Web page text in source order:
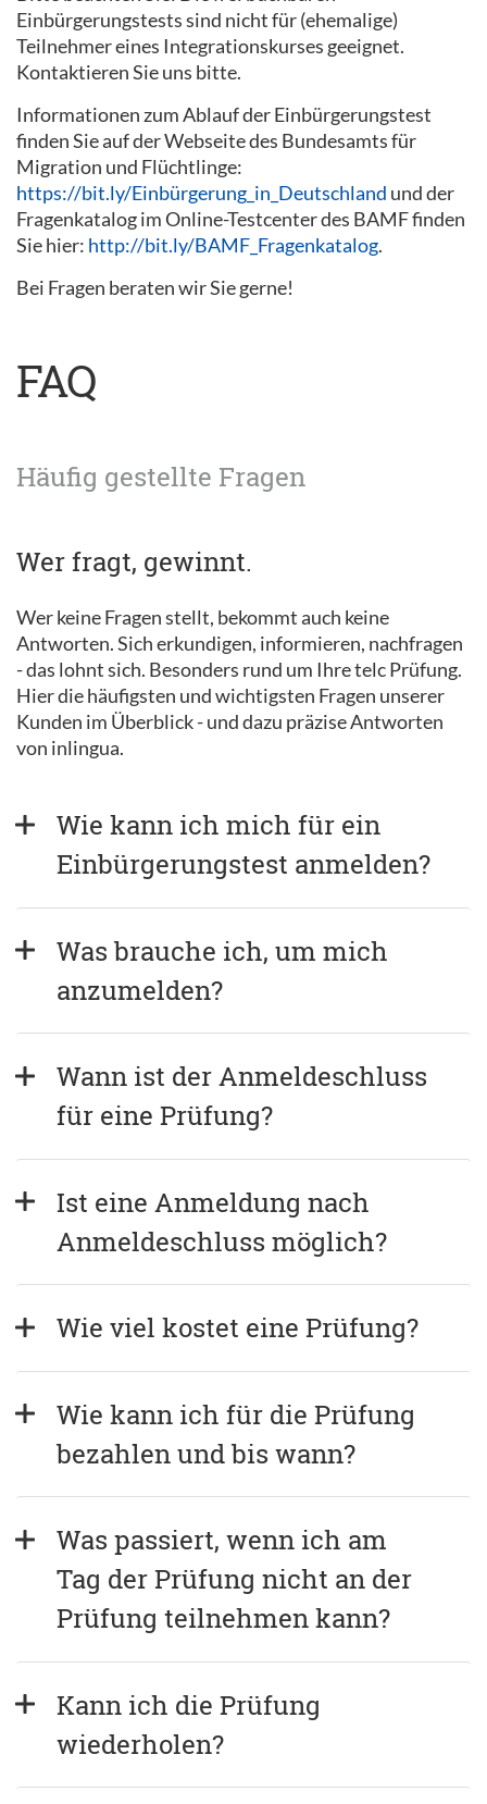
Einbürgerungstests sind nicht für (ehemalige)
Teilnehmer eines Integrationskurses geeignet.
Kontaktieren Sie uns bitte.
Informationen zum Ablauf der Einbürgerungstest
finden Sie auf der Webseite des Bundesamts für
Migration und Flüchtlinge:
https://bit.ly/Einbürgerung_in_Deutschland und der
Fragenkatalog im Online-Testcenter des BAMF finden
Sie hier: http://bit.ly/BAMF_Fragenkatalog.
Bei Fragen beraten wir Sie gerne!
FAQ
Häufig gestellte Fragen
Wer fragt, gewinnt.
Wer keine Fragen stellt, bekommt auch keine
Antworten. Sich erkundigen, informieren, nachfragen
- das lohnt sich. Besonders rund um Ihre telc Prüfung.
Hier die häufigsten und wichtigsten Fragen unserer
Kunden im Überblick - und dazu präzise Antworten
von inlingua.
Wie kann ich mich für ein
Einbürgerungstest anmelden?
Was brauche ich, um mich
anzumelden?
Wann ist der Anmeldeschluss
für eine Prüfung?
Ist eine Anmeldung nach
Anmeldeschluss möglich?
Wie viel kostet eine Prüfung?
Wie kann ich für die Prüfung
bezahlen und bis wann?
Was passiert, wenn ich am
Tag der Prüfung nicht an der
Prüfung teilnehmen kann?
Kann ich die Prüfung
wiederholen?